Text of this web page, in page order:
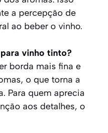
a percepção de
ao beber o vinho.
vinho tinto?
borda mais fina e
o que torna a
Para quem aprecia
aos detalhes, o